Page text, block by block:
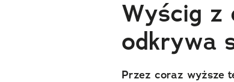
Wyścig z
odkrywa
Przez coraz wyższe